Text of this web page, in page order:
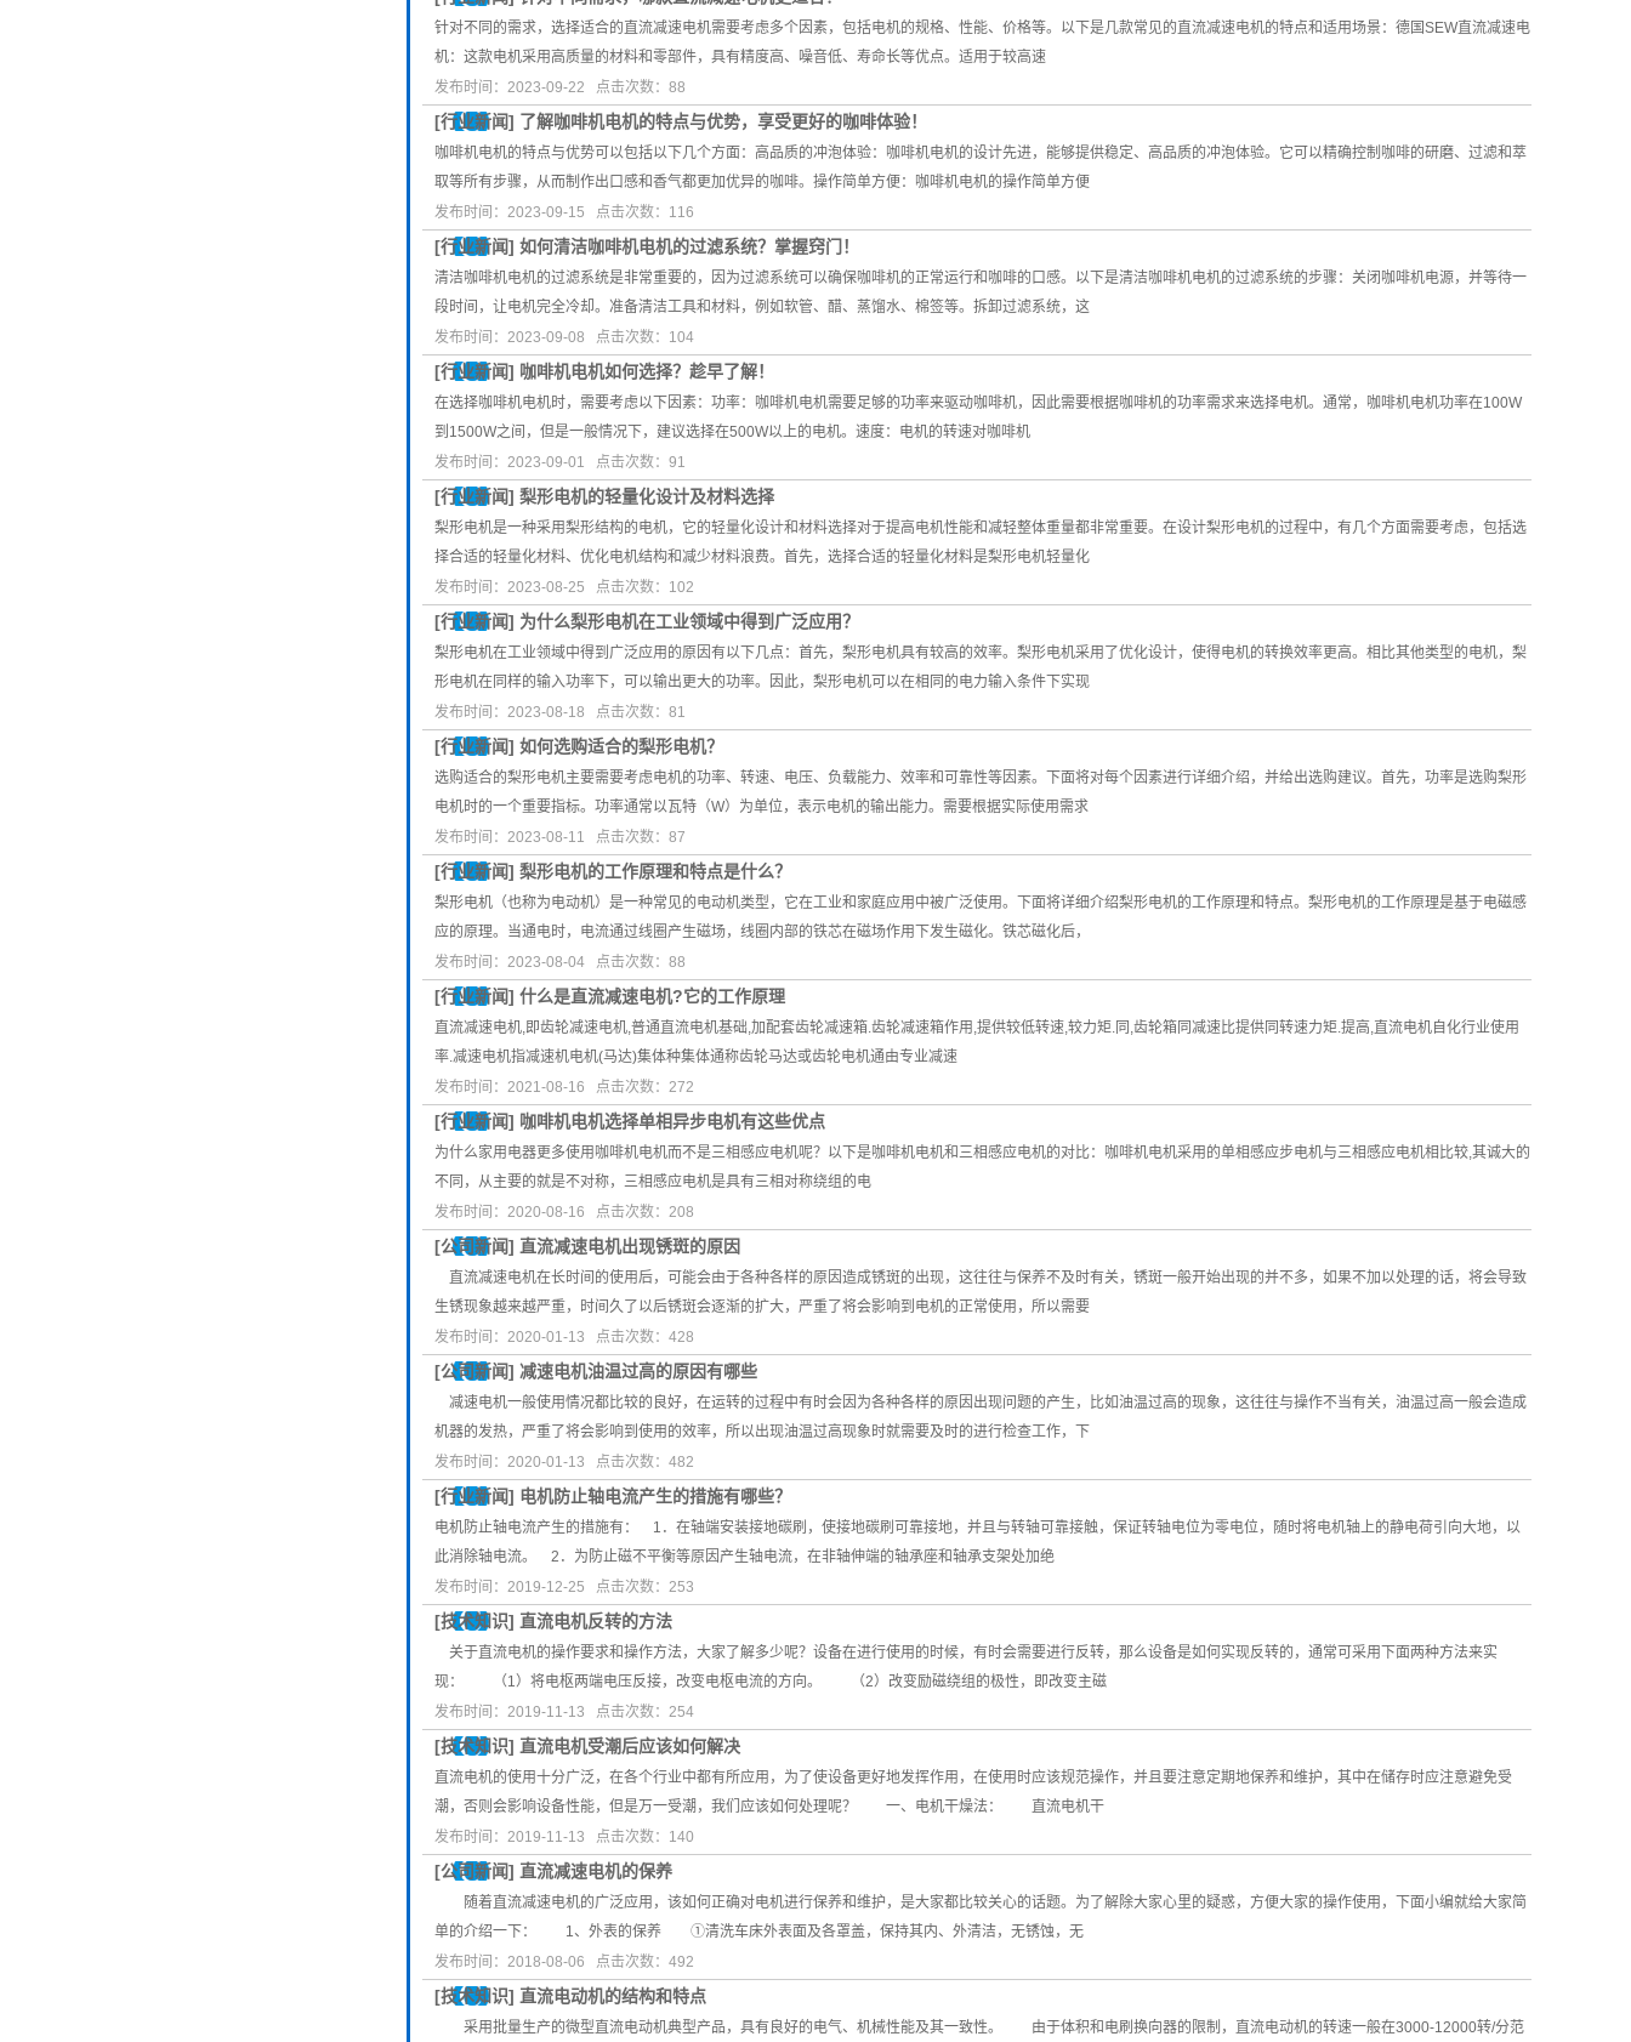
针对不同的需求，选择适合的直流减速电机需要考虑多个因素，包括电机的规格、性能、价格等。以下是几款常见的直流减速电机的特点和适用场景：德国SEW直流减速电
机：这款电机采用高质量的材料和零部件，具有精度高、噪音低、寿命长等优点。适用于较高速
发布时间：2023-09-22 点击次数：88
[行业新闻] 了解咖啡机电机的特点与优势，享受更好的咖啡体验！
咖啡机电机的特点与优势可以包括以下几个方面：高品质的冲泡体验：咖啡机电机的设计先进，能够提供稳定、高品质的冲泡体验。它可以精确控制咖啡的研磨、过滤和萃
取等所有步骤，从而制作出口感和香气都更加优异的咖啡。操作简单方便：咖啡机电机的操作简单方便
发布时间：2023-09-15 点击次数：116
[行业新闻] 如何清洁咖啡机电机的过滤系统？掌握窍门！
清洁咖啡机电机的过滤系统是非常重要的，因为过滤系统可以确保咖啡机的正常运行和咖啡的口感。以下是清洁咖啡机电机的过滤系统的步骤：关闭咖啡机电源，并等待一
段时间，让电机完全冷却。准备清洁工具和材料，例如软管、醋、蒸馏水、棉签等。拆卸过滤系统，这
发布时间：2023-09-08 点击次数：104
[行业新闻] 咖啡机电机如何选择？趁早了解！
在选择咖啡机电机时，需要考虑以下因素：功率：咖啡机电机需要足够的功率来驱动咖啡机，因此需要根据咖啡机的功率需求来选择电机。通常，咖啡机电机功率在100W
到1500W之间，但是一般情况下，建议选择在500W以上的电机。速度：电机的转速对咖啡机
发布时间：2023-09-01 点击次数：91
[行业新闻] 梨形电机的轻量化设计及材料选择
梨形电机是一种采用梨形结构的电机，它的轻量化设计和材料选择对于提高电机性能和减轻整体重量都非常重要。在设计梨形电机的过程中，有几个方面需要考虑，包括选
择合适的轻量化材料、优化电机结构和减少材料浪费。首先，选择合适的轻量化材料是梨形电机轻量化
发布时间：2023-08-25 点击次数：102
[行业新闻] 为什么梨形电机在工业领域中得到广泛应用？
梨形电机在工业领域中得到广泛应用的原因有以下几点：首先，梨形电机具有较高的效率。梨形电机采用了优化设计，使得电机的转换效率更高。相比其他类型的电机，梨
形电机在同样的输入功率下，可以输出更大的功率。因此，梨形电机可以在相同的电力输入条件下实现
发布时间：2023-08-18 点击次数：81
[行业新闻] 如何选购适合的梨形电机？
选购适合的梨形电机主要需要考虑电机的功率、转速、电压、负载能力、效率和可靠性等因素。下面将对每个因素进行详细介绍，并给出选购建议。首先，功率是选购梨形
电机时的一个重要指标。功率通常以瓦特（W）为单位，表示电机的输出能力。需要根据实际使用需求
发布时间：2023-08-11 点击次数：87
[行业新闻] 梨形电机的工作原理和特点是什么？
梨形电机（也称为电动机）是一种常见的电动机类型，它在工业和家庭应用中被广泛使用。下面将详细介绍梨形电机的工作原理和特点。梨形电机的工作原理是基于电磁感
应的原理。当通电时，电流通过线圈产生磁场，线圈内部的铁芯在磁场作用下发生磁化。铁芯磁化后，
发布时间：2023-08-04 点击次数：88
[行业新闻] 什么是直流减速电机?它的工作原理
直流减速电机,即齿轮减速电机,普通直流电机基础,加配套齿轮减速箱.齿轮减速箱作用,提供较低转速,较力矩.同,齿轮箱同减速比提供同转速力矩.提高,直流电机自化行业使用
率.减速电机指减速机电机(马达)集体种集体通称齿轮马达或齿轮电机通由专业减速
发布时间：2021-08-16 点击次数：272
[行业新闻] 咖啡机电机选择单相异步电机有这些优点
为什么家用电器更多使用咖啡机电机而不是三相感应电机呢？以下是咖啡机电机和三相感应电机的对比：咖啡机电机采用的单相感应步电机与三相感应电机相比较,其诚大的
不同，从主要的就是不对称，三相感应电机是具有三相对称绕组的电
发布时间：2020-08-16 点击次数：208
[公司新闻] 直流减速电机出现锈斑的原因
直流减速电机在长时间的使用后，可能会由于各种各样的原因造成锈斑的出现，这往往与保养不及时有关，锈斑一般开始出现的并不多，如果不加以处理的话，将会导致
生锈现象越来越严重，时间久了以后锈斑会逐渐的扩大，严重了将会影响到电机的正常使用，所以需要
发布时间：2020-01-13 点击次数：428
[公司新闻] 减速电机油温过高的原因有哪些
减速电机一般使用情况都比较的良好，在运转的过程中有时会因为各种各样的原因出现问题的产生，比如油温过高的现象，这往往与操作不当有关，油温过高一般会造成
机器的发热，严重了将会影响到使用的效率，所以出现油温过高现象时就需要及时的进行检查工作，下
发布时间：2020-01-13 点击次数：482
[行业新闻] 电机防止轴电流产生的措施有哪些？
电机防止轴电流产生的措施有： 1．在轴端安装接地碳刷，使接地碳刷可靠接地，并且与转轴可靠接触，保证转轴电位为零电位，随时将电机轴上的静电荷引向大地，以
此消除轴电流。 2．为防止磁不平衡等原因产生轴电流，在非轴伸端的轴承座和轴承支架处加绝
发布时间：2019-12-25 点击次数：253
[技术知识] 直流电机反转的方法
关于直流电机的操作要求和操作方法，大家了解多少呢？设备在进行使用的时候，有时会需要进行反转，那么设备是如何实现反转的，通常可采用下面两种方法来实
现： （1）将电枢两端电压反接，改变电枢电流的方向。 （2）改变励磁绕组的极性，即改变主磁
发布时间：2019-11-13 点击次数：254
[技术知识] 直流电机受潮后应该如何解决
直流电机的使用十分广泛，在各个行业中都有所应用，为了使设备更好地发挥作用，在使用时应该规范操作，并且要注意定期地保养和维护，其中在储存时应注意避免受
潮，否则会影响设备性能，但是万一受潮，我们应该如何处理呢？ 一、电机干燥法： 直流电机干
发布时间：2019-11-13 点击次数：140
[公司新闻] 直流减速电机的保养
随着直流减速电机的广泛应用，该如何正确对电机进行保养和维护，是大家都比较关心的话题。为了解除大家心里的疑惑，方便大家的操作使用，下面小编就给大家简
单的介绍一下： 1、外表的保养 ①清洗车床外表面及各罩盖，保持其内、外清洁，无锈蚀，无
发布时间：2018-08-06 点击次数：492
[技术知识] 直流电动机的结构和特点
采用批量生产的微型直流电动机典型产品，具有良好的电气、机械性能及其一致性。 由于体积和电刷换向器的限制，直流电动机的转速一般在3000-12000转/分范